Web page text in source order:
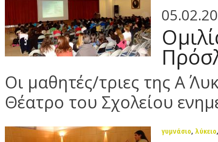
Οι μαθητές/τριες της Α΄
Θέατρο του Σχολείου
γυμνάσιο, λύκειο